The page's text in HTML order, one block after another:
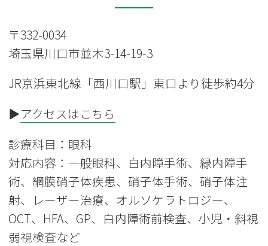
〒332-0034
埼玉県川口市並木3-14-19-3
JR京浜東北線「西川口駅」東口より徒歩約4分
▶アクセスはこちら
診療科目：眼科
対応内容：一般眼科、白内障手術、緑内障手
術、網膜硝子体疾患、硝子体手術、硝子体注
射、レーザー治療、オルソケラトロジー、
OCT、HFA、GP、白内障術前検査、小児・斜視
弱視検査など